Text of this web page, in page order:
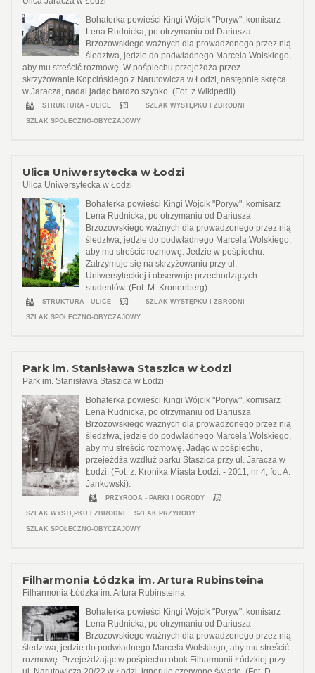
Bohaterka powieści Kingi Wójcik "Poryw", komisarz
Lena Rudnicka, po otrzymaniu od Dariusza
Brzozowskiego ważnych dla prowadzonego przez nią
śledztwa, jedzie do podwładnego Marcela Wolskiego,
aby mu streścić rozmowę. W pośpiechu przejeżdża przez
skrzyżowanie Kopcińskiego z Narutowicza w Łodzi, następnie skręca
w Jaracza, nadal jadąc bardzo szybko. (Fot. z Wikipedii).
STRUKTURA - ULICE SZLAK WYSTĘPKU I ZBRODNI
SZLAK SPOŁECZNO-OBYCZAJOWY
Ulica Uniwersytecka w Łodzi
Ulica Uniwersytecka w Łodzi
Bohaterka powieści Kingi Wójcik "Poryw", komisarz
Lena Rudnicka, po otrzymaniu od Dariusza
Brzozowskiego ważnych dla prowadzonego przez nią
śledztwa, jedzie do podwładnego Marcela Wolskiego,
aby mu streścić rozmowę. Jedzie w pośpiechu.
Zatrzymuje się na skrzyżowaniu przy ul.
Uniwersyteckiej i obserwuje przechodzących
studentów. (Fot. M. Kronenberg).
STRUKTURA - ULICE SZLAK WYSTĘPKU I ZBRODNI
SZLAK SPOŁECZNO-OBYCZAJOWY
Park im. Stanisława Staszica w Łodzi
Park im. Stanisława Staszica w Łodzi
Bohaterka powieści Kingi Wójcik "Poryw", komisarz
Lena Rudnicka, po otrzymaniu od Dariusza
Brzozowskiego ważnych dla prowadzonego przez nią
śledztwa, jedzie do podwładnego Marcela Wolskiego,
aby mu streścić rozmowę. Jadąc w pośpiechu,
przejeżdża wzdłuż parku Staszica przy ul. Jaracza w
Łodzi. (Fot. z: Kronika Miasta Łodzi. - 2011, nr 4, fot. A.
Jankowski).
PRZYRODA - PARKI I OGRODY
SZLAK WYSTĘPKU I ZBRODNI SZLAK PRZYRODY
SZLAK SPOŁECZNO-OBYCZAJOWY
Filharmonia Łódzka im. Artura Rubinsteina
Filharmonia Łódzka im. Artura Rubinsteina
Bohaterka powieści Kingi Wójcik "Poryw", komisarz
Lena Rudnicka, po otrzymaniu od Dariusza
Brzozowskiego ważnych dla prowadzonego przez nią
śledztwa, jedzie do podwładnego Marcela Wolskiego, aby mu streścić
rozmowę. Przejeżdżając w pośpiechu obok Filharmonii Łódzkiej przy